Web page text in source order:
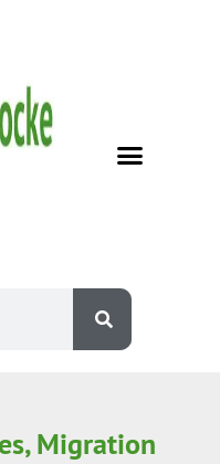
Migration